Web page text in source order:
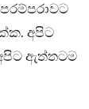
අපිට
ඇත්තටම